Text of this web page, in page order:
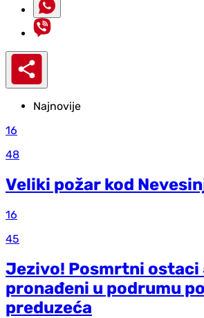
Najnovije
16
48
Veliki požar kod
16
45
Jezivo! Posmrtni ostaci
pronađeni u podrumu
preduzeća